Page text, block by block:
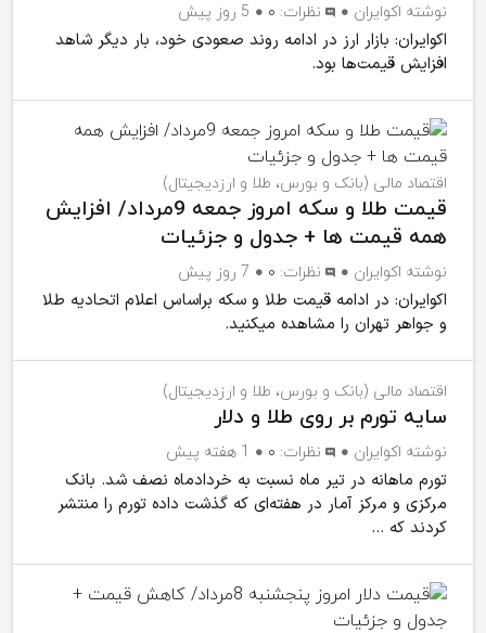
نوشته اکوایران نظرات: ۰ 5 روز پیش
اکوایران: بازار ارز در ادامه روند صعودی خود، بار دیگر شاهد
افزایش قیمت‌ها بود.
اقتصاد مالی (بانک و بورس، طلا و ارزدیجیتال)
قیمت طلا و سکه امروز جمعه 9مرداد/ افزایش
همه قیمت ها + جدول و جزئیات
نوشته اکوایران نظرات: ۰ 7 روز پیش
اکوایران: در ادامه قیمت طلا و سکه براساس اعلام اتحادیه طلا
و جواهر تهران را مشاهده میکنید.
اقتصاد مالی (بانک و بورس، طلا و ارزدیجیتال)
سایه تورم بر روی طلا و دلار
نوشته اکوایران نظرات: ۰ 1 هفته پیش
تورم ماهانه در تیر ماه نسبت به خردادماه نصف شد. بانک
مرکزی و مرکز آمار در هفته‌ای که گذشت داده تورم را منتشر
کردند که ...